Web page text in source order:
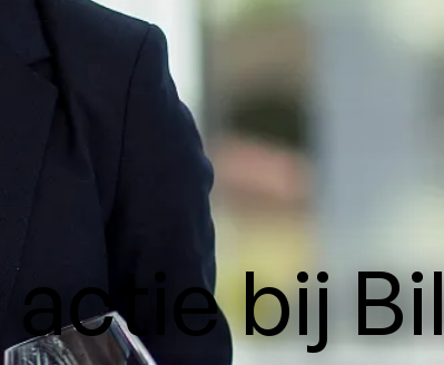
actie bij